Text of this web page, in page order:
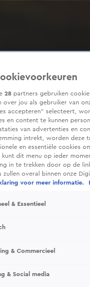
Deze video is niet
28 partners gebruiken
over jou als gebruiker van
accepteren” selecteert,
en content te kunnen
van advertenties en
intrekt, worden deze
en essentiële cookies
kunt dit menu op ieder
in te trekken door op de
zullen overal binnen onze
voor meer informatie.
& Essentieel
& Commercieel
& Social media